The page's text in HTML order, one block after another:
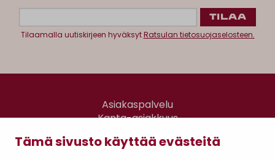
Tämä sivusto käyttää evästeitä
Tilaamalla uutiskirjeen hyväksytRatsulan tietosuojaselosteen.
Asiakaspalvelu
Kanta-asiakkuus
Gomee Ratsula Café